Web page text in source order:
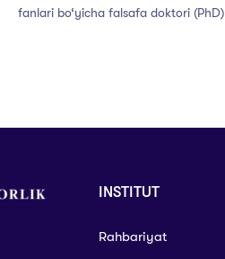
fanlari bo‘yicha falsafa doktori (PhD)
INSTITUT
Rahbariyat